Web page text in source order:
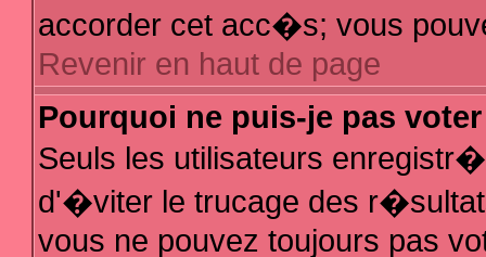
accorder cet acc�s; vous
Revenir en haut de page
Pourquoi ne puis-je pas
Seuls les utilisateurs
d'�viter le trucage des
vous ne pouvez toujours pas